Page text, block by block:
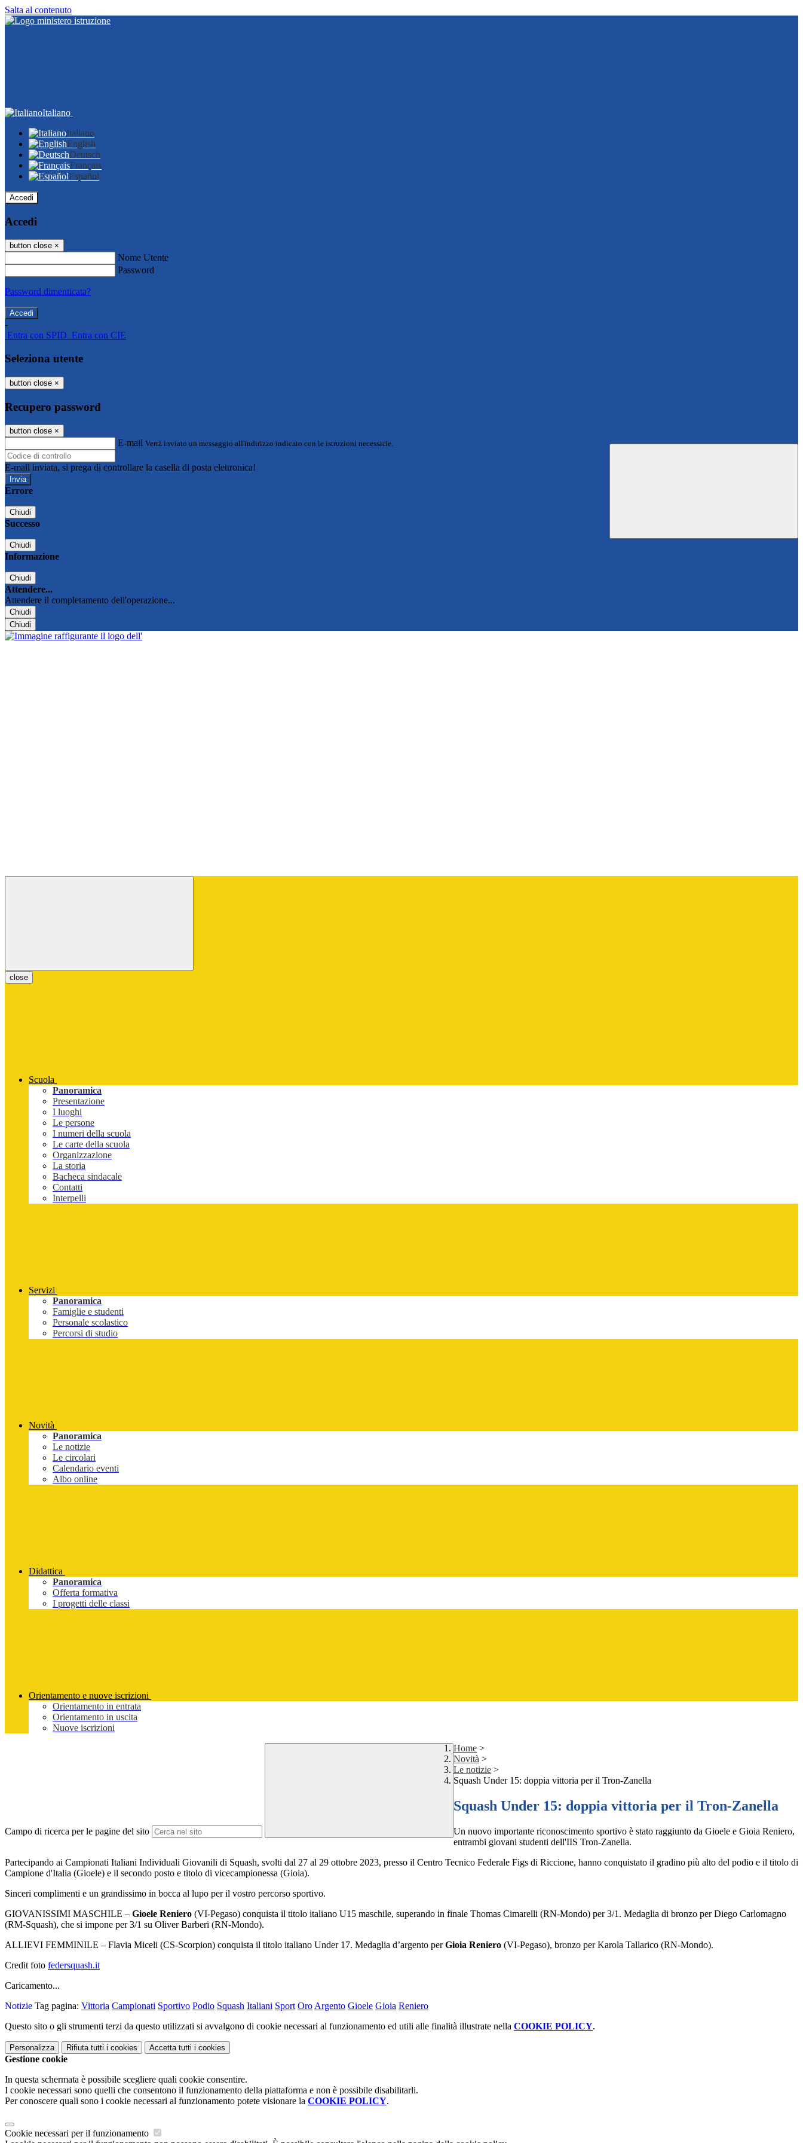
Salta al contenuto
Italiano
Italiano
English
Deutsch
Français
Español
Accedi
Accedi
button close ×
Nome Utente
Password
Password dimenticata?
-
Entra con SPID Entra con CIE
Seleziona utente
button close ×
Recupero password
button close ×
E-mail Verrà inviato un messaggio all'indirizzo indicato con le istruzioni necessarie.
E-mail inviata, si prega di controllare la casella di posta elettronica!
Errore
Chiudi
Successo
Chiudi
Informazione
Chiudi
Attendere...
Attendere il completamento dell'operazione...
Chiudi
Chiudi
close
Scuola
Panoramica
Presentazione
I luoghi
Le persone
I numeri della scuola
Le carte della scuola
Organizzazione
La storia
Bacheca sindacale
Contatti
Interpelli
Servizi
Panoramica
Famiglie e studenti
Personale scolastico
Percorsi di studio
Novità
Panoramica
Le notizie
Le circolari
Calendario eventi
Albo online
Didattica
Panoramica
Offerta formativa
I progetti delle classi
Orientamento e nuove iscrizioni
Orientamento in entrata
Orientamento in uscita
Nuove iscrizioni
Campo di ricerca per le pagine del sito
Home >
Novità >
Le notizie >
Squash Under 15: doppia vittoria per il Tron-Zanella
Squash Under 15: doppia vittoria per il Tron-Zanella
Un nuovo importante riconoscimento sportivo è stato raggiunto da Gioele e Gioia Reniero,
entrambi giovani studenti dell'IIS Tron-Zanella.
Partecipando ai Campionati Italiani Individuali Giovanili di Squash, svolti dal 27 al 29 ottobre 2023, presso il Centro Tecnico Federale Figs di Riccione, hanno conquistato il gradino più alto del podio e il titolo di
Campione d'Italia (Gioele) e il secondo posto e titolo di vicecampionessa (Gioia).
Sinceri complimenti e un grandissimo in bocca al lupo per il vostro percorso sportivo.
GIOVANISSIMI MASCHILE – Gioele Reniero (VI-Pegaso) conquista il titolo italiano U15 maschile, superando in finale Thomas Cimarelli (RN-Mondo) per 3/1. Medaglia di bronzo per Diego Carlomagno
(RM-Squash), che si impone per 3/1 su Oliver Barberi (RN-Mondo).
ALLIEVI FEMMINILE – Flavia Miceli (CS-Scorpion) conquista il titolo italiano Under 17. Medaglia d’argento perGioia Reniero (VI-Pegaso), bronzo per Karola Tallarico (RN-Mondo).
Credit foto federsquash.it
Caricamento...
Notizie Tag pagina: Vittoria Campionati Sportivo Podio Squash Italiani Sport Oro Argento Gioele Gioia Reniero
Questo sito o gli strumenti terzi da questo utilizzati si avvalgono di cookie necessari al funzionamento ed utili alle finalità illustrate nella COOKIE POLICY.
Personalizza Rifiuta tutti i cookies Accetta tutti i cookies
Gestione cookie
In questa schermata è possibile scegliere quali cookie consentire.
I cookie necessari sono quelli che consentono il funzionamento della piattaforma e non è possibile disabilitarli.
Per conoscere quali sono i cookie necessari al funzionamento potete visionare la COOKIE POLICY.
Cookie necessari per il funzionamento